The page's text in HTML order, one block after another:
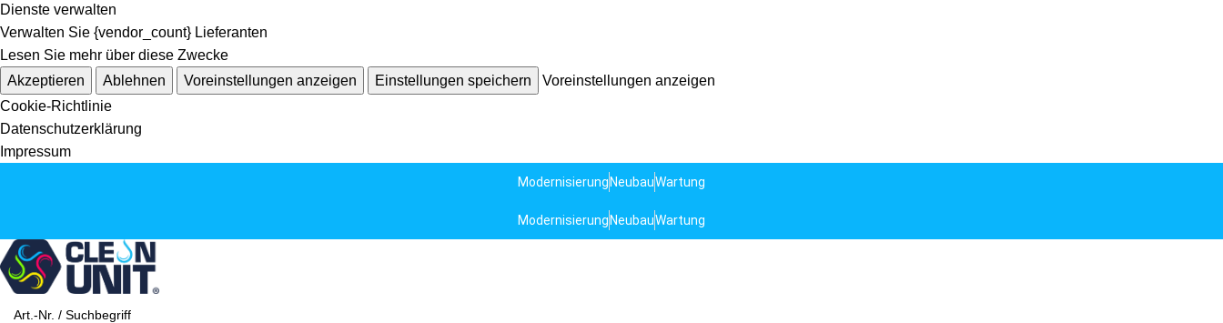
Dienste verwalten
Verwalten Sie {vendor_count} Lieferanten
Lesen Sie mehr über diese Zwecke
Akzeptieren
Ablehnen Voreinstellungen anzeigen Einstellungen speichern
Voreinstellungen anzeigen
Cookie-Richtlinie
Datenschutzerklärung
Impressum
Modernisierung NeubauWartung
Modernisierung NeubauWartung